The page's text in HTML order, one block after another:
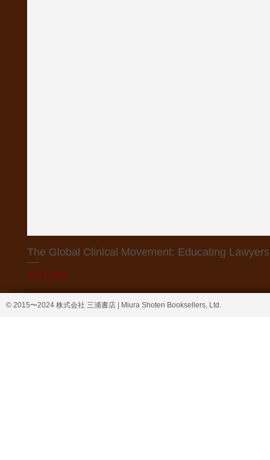
The Global Clinical Movement: Educating
価格
￥41,140
© 2015〜2024 株式会社 三浦書店 | Miura Shoten Booksellers, Ltd.